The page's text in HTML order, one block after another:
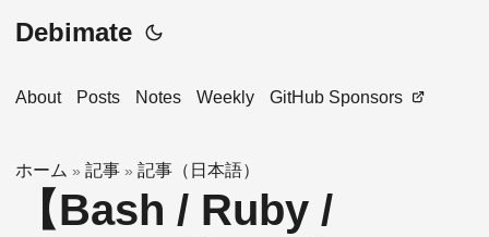
Debimate
About Posts Notes Weekly GitHub Sponsors
ホーム » 記事 » 記事（日本語）
【Bash / Ruby /